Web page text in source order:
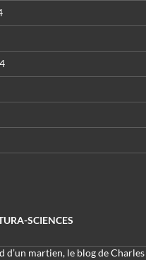
SCIENCES
d’un martien, le blog de